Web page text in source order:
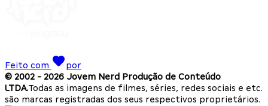
Feito com
por
© 2002 - 2026 Jovem Nerd Produção de Conteúdo
LTDA.Todas as imagens de filmes, séries, redes sociais e etc.
são marcas registradas dos seus respectivos proprietários.